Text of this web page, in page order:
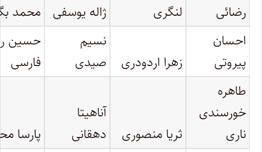
رضائی
لنگری
ژاله یوسفی
محمد
احسان
پیروتی
زهرا اردودری
نسیم
صیدی
حسین
فارسی
طاهره
خورسندی
ناری
ثریا منصوری
آناهیتا
دهقانی
پارسا